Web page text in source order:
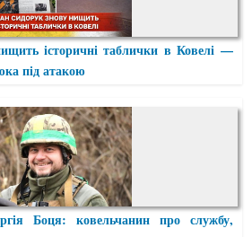
історичні таблички в Ковелі —
під атакою
Боця: ковельчанин про службу,